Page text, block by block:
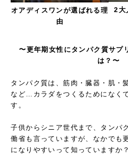
オアディスワンが選ばれる理
由
2大
〜更年期女性にタンパク質サプ
は？〜
タンパク質は、筋肉・臓器・肌・
など…カラダをつくるためになく
す。
子供からシニア世代まで、タンパ
働省も言っていますが、なかでも
になりやすいって知っていますか？